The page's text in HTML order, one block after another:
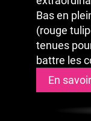
Bas en
(rouge
tenues
battre les
En